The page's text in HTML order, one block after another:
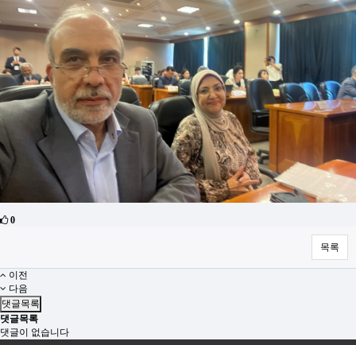
0
목록
이전
다음
댓글목록
댓글목록
댓글이 없습니다